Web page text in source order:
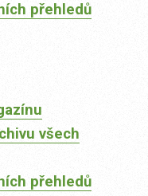
přehledů
všech
přehledů